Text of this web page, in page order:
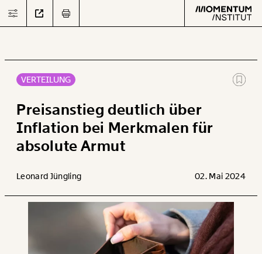
Arbeit
Verteilung
Klima
Datensätze
Text second
VERTEILUNG
Preisanstieg deutlich über
Inflation bei Merkmalen für
absolute Armut
Leonard Jüngling 02. Mai 2024